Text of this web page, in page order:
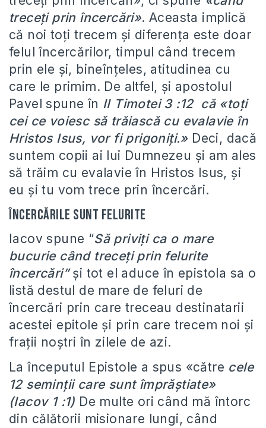
treceți prin încercări». Aceasta implică
că noi toți trecem și diferența este doar
felul încercărilor, timpul când trecem
prin ele și, bineînțeles, atitudinea cu
care le primim. De altfel, și apostolul
Pavel spune în II Timotei 3 :12 că «toți
cei ce voiesc să trăiască cu evalavie în
Hristos Isus, vor fi prigoniți.»Deci, dacă
suntem copii ai lui Dumnezeu și am ales
să trăim cu evalavie în Hristos Isus, și
eu și tu vom trece prin încercări.
Încercările sunt felurite
Iacov spune “Să priviți ca o mare
bucurie când treceți prin felurite
încercări” și tot el aduce în epistola sa o
listă destul de mare de feluri de
încercări prin care treceau destinatarii
acestei epitole și prin care trecem noi și
frații noștri în zilele de azi.
La începutul Epistole a spus «către cele
12 seminții care sunt împrăștiate»
(Iacov 1 :1) De multe ori când mă întorc
din călătorii misionare lungi, când